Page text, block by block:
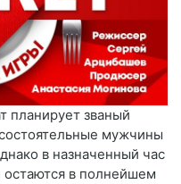
планирует званый
мужчины
в назначенный час
остаются в полнейшем